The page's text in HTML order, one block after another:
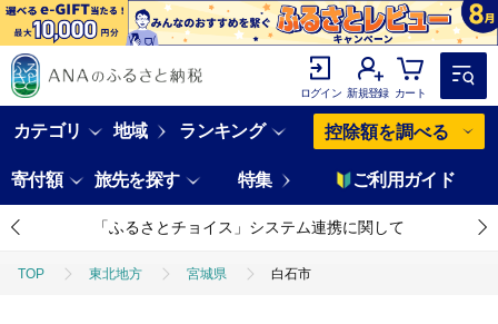
ログイン 新規登録 カート
カテゴリ 地域 ランキング 控除額を調べる
寄付額 旅先を探す 特集 ご利用ガイド
「ふるさとチョイス」システム連携に関して
TOP 東北地方 宮城県 白石市